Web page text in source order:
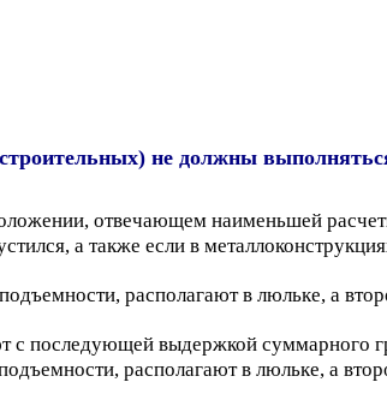
не должны
отвечающем наименьшей
а также если в
располагают в люльке, а
с последующей выдержкой суммарного
располагают в люльке, а